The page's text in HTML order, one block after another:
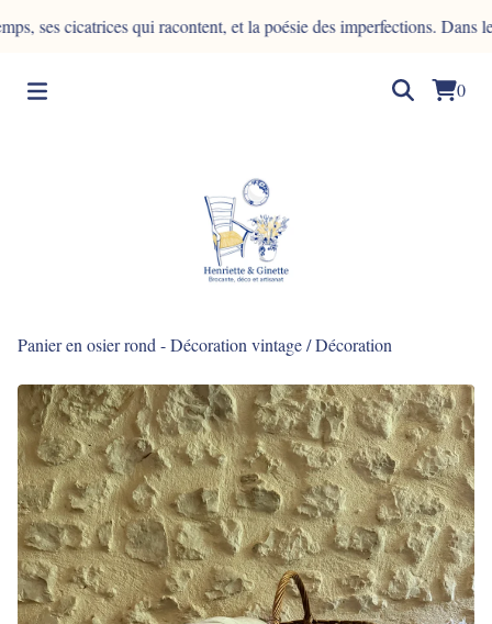
cicatrices qui racontent, et la poésie des imperfections. Dans
0
Panier en osier rond - Décoration vintage/Décoration